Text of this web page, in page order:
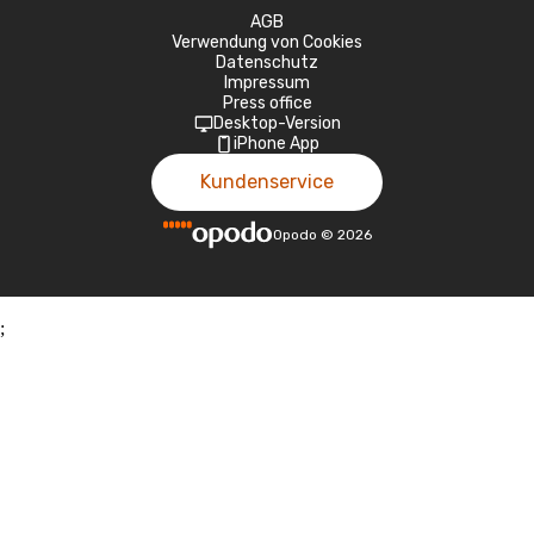
AGB
Verwendung von Cookies
Datenschutz
Impressum
Press office
Desktop-Version
iPhone App
Kundenservice
Opodo © 2026
;